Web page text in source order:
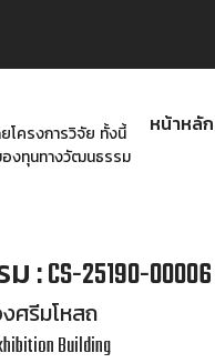
โครงการวิจัย ทั้งนี้
องทุนทางวัฒนธรรม
หน้าหลัก
CS-25190-
ศรีมโหสถ
Building